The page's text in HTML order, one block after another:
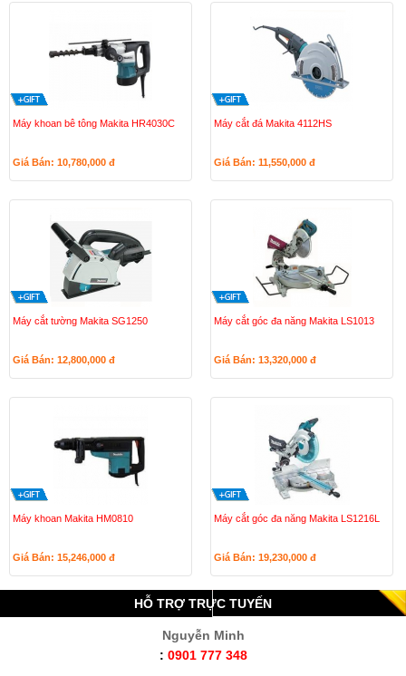
Máy khoan bê tông Makita HR4030C
Giá Bán: 10,780,000 đ
Máy cắt đá Makita 4112HS
Giá Bán: 11,550,000 đ
Máy cắt tường Makita SG1250
Giá Bán: 12,800,000 đ
Máy cắt góc đa năng Makita LS1013
Giá Bán: 13,320,000 đ
Máy khoan Makita HM0810
Giá Bán: 15,246,000 đ
Máy cắt góc đa năng Makita LS1216L
Giá Bán: 19,230,000 đ
HỖ TRỢ TRỰC TUYẾN
Nguyễn Minh
: 0901 777 348